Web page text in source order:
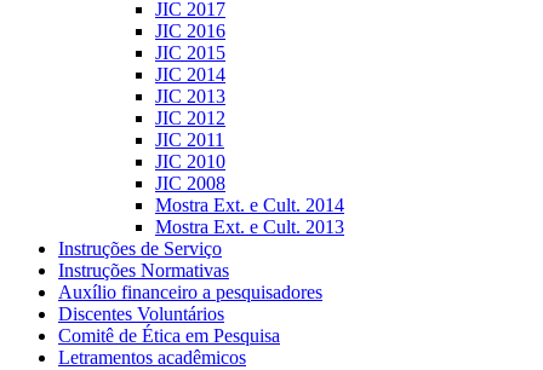
JIC 2017
JIC 2016
JIC 2015
JIC 2014
JIC 2013
JIC 2012
JIC 2011
JIC 2010
JIC 2008
Mostra Ext. e Cult. 2014
Mostra Ext. e Cult. 2013
Instruções de Serviço
Instruções Normativas
Auxílio financeiro a pesquisadores
Discentes Voluntários
Comitê de Ética em Pesquisa
Letramentos acadêmicos